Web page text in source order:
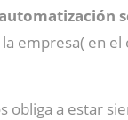
empresa( en el
obliga a estar